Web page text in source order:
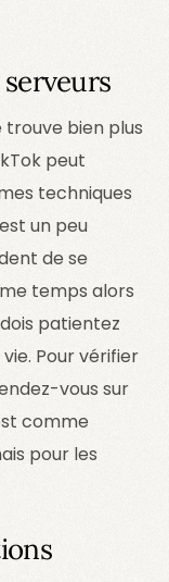
trouve bien plus
peut
techniques
un peu
de se
temps alors
patientez
Pour vérifier
vous sur
comme
pour les